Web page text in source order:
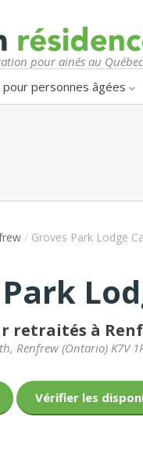
pour ainés au Québec
pour personnes âgées
/ Groves Park Lodge
retraités à
, Renfrew (Ontario) K7V
Vérifier les